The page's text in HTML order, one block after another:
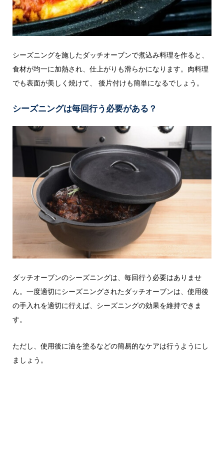
シーズニングを施したダッチオーブンで煮込み料理を作ると、
食材が均一に加熱され、仕上がりも滑らかになります。肉料理
でも表面が美しく焼けて、 後片付けも簡単になるでしょう。
シーズニングは毎回行う必要がある？
ダッチオーブンのシーズニングは、毎回行う必要はありませ
ん。一度適切にシーズニングされたダッチオーブンは、使用後
の手入れを適切に行えば、シーズニングの効果を維持できま
す。
ただし、使用後に油を塗るなどの簡易的なケアは行うようにし
ましょう。